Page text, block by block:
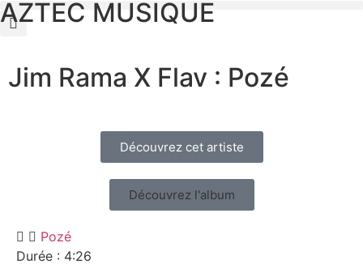
AZTEC MUSIQUE
Jim Rama X Flav : Pozé
Découvrez cet artiste
Découvrez l'album
Pozé
Durée : 4:26